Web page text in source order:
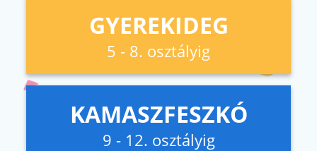
GYEREKIDEG
5 - 8. osztályig
KAMASZFESZKÓ
9 - 12. osztályig